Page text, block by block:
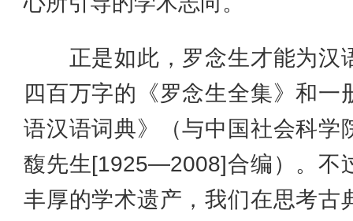
正是如此，罗念生才能为汉
四百万字的《罗念生全集》和一
语汉语词典》（与中国社会科学
馥先生[1925—2008]合编）。不
丰厚的学术遗产，我们在思考古